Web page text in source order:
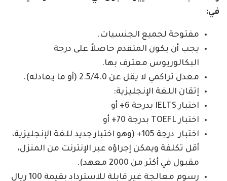
في:
مفتوحة لجميع الجنسيات.
يجب أن يكون المتقدم حاصلاً على درجة
البكالوريوس معترف بها.
معدل تراكمي لا يقل عن 2.5/4.0 (أو ما يعادله).
إتقان اللغة الإنجليزية:
اختبار IELTS بدرجة 6+ أو
اختبار TOEFL بدرجة 70+ أو
اختبار درجة 105+ (وهو اختبار جديد للغة الإنجليزية،
أقل تكلفة ويمكن إجراؤه عبر الإنترنت من المنزل،
مقبول في أكثر من 2000 معهد).
رسوم معالجة غير قابلة للاسترداد بقيمة 100 ريال